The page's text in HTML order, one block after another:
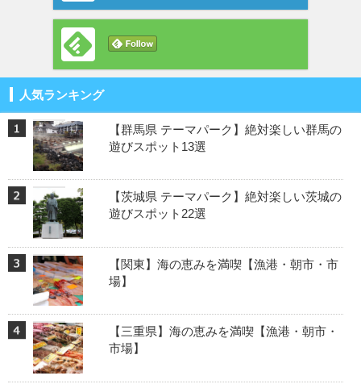
人気ランキング
【群馬県 テーマパーク】絶対楽しい群馬の
遊びスポット13選
【茨城県 テーマパーク】絶対楽しい茨城の
遊びスポット22選
【関東】海の恵みを満喫【漁港・朝市・市
場】
【三重県】海の恵みを満喫【漁港・朝市・
市場】